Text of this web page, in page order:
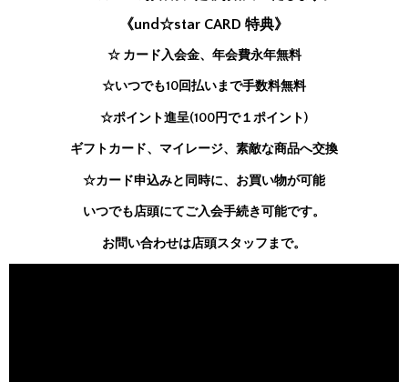
《und☆star CARD 特典》
☆ カード入会金、年会費永年無料
☆いつでも10回払いまで手数料無料
☆ポイント進呈(100円で１ポイント)
ギフトカード、マイレージ、素敵な商品へ交換
☆カード申込みと同時に、お買い物が可能
いつでも店頭にてご入会手続き可能です。
お問い合わせは店頭スタッフまで。